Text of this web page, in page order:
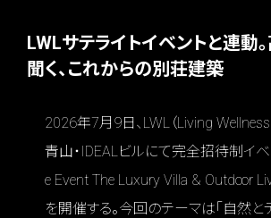
LWLサテライトイベントと連動
聞く、これからの別荘建築
2026年7月9日、LWL（Living Wellness
青山・IDEALビルにて完全招待制イベ
e Event The Luxury Villa & Outdoor
を開催する。今回のテーマは「自然